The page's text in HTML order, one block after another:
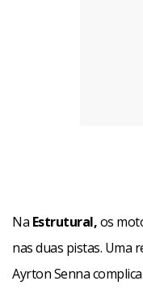
Na Estrutural,os
nas duas pistas. Uma
Ayrton Senna